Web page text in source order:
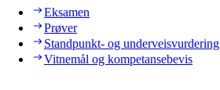
Eksamen
Prøver
Standpunkt- og underveisvurdering
Vitnemål og kompetansebevis